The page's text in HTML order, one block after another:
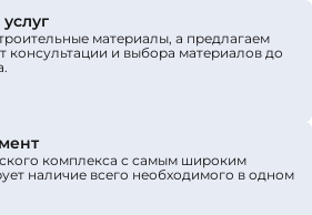
материалы, а предлагаем
консультации и выбора материалов до
комплекса с самым широким
наличие всего необходимого в одном